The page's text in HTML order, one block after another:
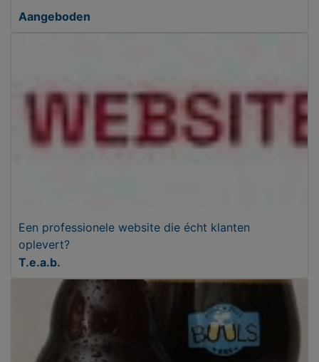
Aangeboden
Een professionele website die écht klanten
oplevert?
T.e.a.b.